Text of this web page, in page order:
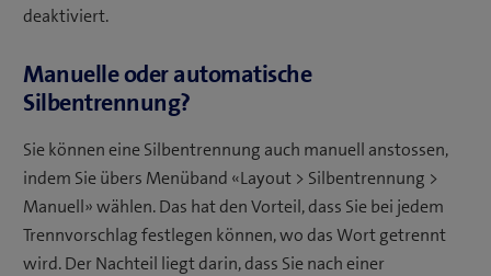
deaktiviert.
Manuelle oder automatische
Silbentrennung?
Sie können eine Silbentrennung auch manuell anstossen,
indem Sie übers Menüband «Layout > Silbentrennung >
Manuell» wählen. Das hat den Vorteil, dass Sie bei jedem
Trennvorschlag festlegen können, wo das Wort getrennt
wird. Der Nachteil liegt darin, dass Sie nach einer